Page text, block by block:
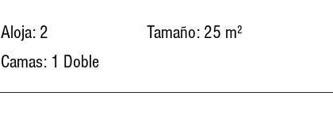
Aloja: 2
Tamaño: 25 m²
Camas: 1 Doble